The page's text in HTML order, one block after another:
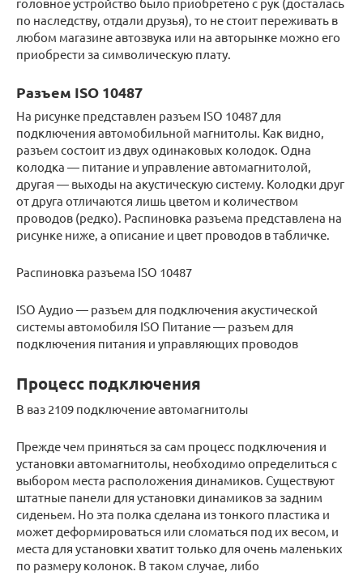
по наследству, отдали друзья), то не стоит переживать в
любом магазине автозвука или на авторынке можно его
приобрести за символическую плату.
Разъем ISO 10487
На рисунке представлен разъем ISO 10487 для
подключения автомобильной магнитолы. Как видно,
разъем состоит из двух одинаковых колодок. Одна
колодка — питание и управление автомагнитолой,
другая — выходы на акустическую систему. Колодки друг
от друга отличаются лишь цветом и количеством
проводов (редко). Распиновка разъема представлена на
рисунке ниже, а описание и цвет проводов в табличке.
Распиновка разъема ISO 10487
ISO Аудио — разъем для подключения акустической
системы автомобиля ISO Питание — разъем для
подключения питания и управляющих проводов
Процесс подключения
В ваз 2109 подключение автомагнитолы
Прежде чем приняться за сам процесс подключения и
установки автомагнитолы, необходимо определиться с
выбором места расположения динамиков. Существуют
штатные панели для установки динамиков за задним
сиденьем. Но эта полка сделана из тонкого пластика и
может деформироваться или сломаться под их весом, и
места для установки хватит только для очень маленьких
по размеру колонок. В таком случае, либо